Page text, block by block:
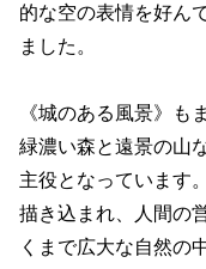
的な空の表情を好ん
ました。
《城のある風景》も
緑濃い森と遠景の山
主役となっています
描き込まれ、人間の
くまで広大な自然の